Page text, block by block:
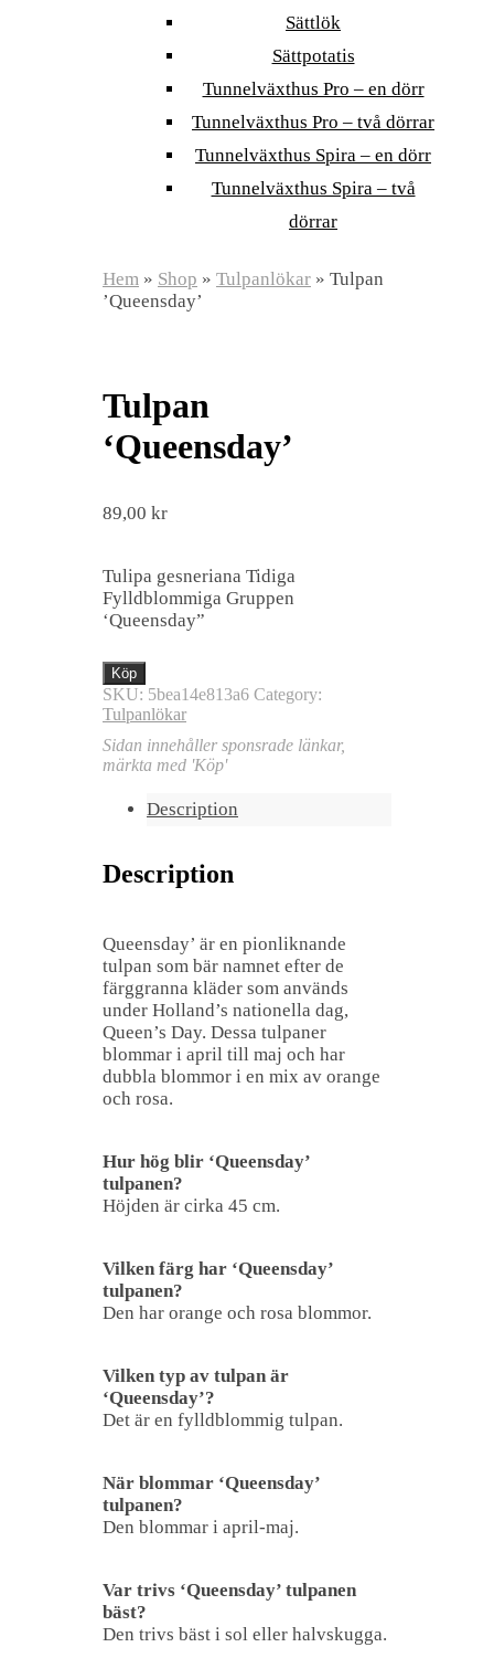
Sättlök
Sättpotatis
Tunnelväxthus Pro – en dörr
Tunnelväxthus Pro – två dörrar
Tunnelväxthus Spira – en dörr
Tunnelväxthus Spira – två
dörrar
Hem » Shop » Tulpanlökar » Tulpan
’Queensday’
Tulpan
‘Queensday’
89,00 kr
Tulipa gesneriana Tidiga
Fylldblommiga Gruppen
‘Queensday”
Köp
SKU: 5bea14e813a6 Category:
Tulpanlökar
Sidan innehåller sponsrade länkar,
märkta med 'Köp'
Description
Description
Queensday’ är en pionliknande
tulpan som bär namnet efter de
färggranna kläder som används
under Holland’s nationella dag,
Queen’s Day. Dessa tulpaner
blommar i april till maj och har
dubbla blommor i en mix av orange
och rosa.
Hur hög blir ‘Queensday’
tulpanen?
Höjden är cirka 45 cm.
Vilken färg har ‘Queensday’
tulpanen?
Den har orange och rosa blommor.
Vilken typ av tulpan är
‘Queensday’?
Det är en fylldblommig tulpan.
När blommar ‘Queensday’
tulpanen?
Den blommar i april-maj.
Var trivs ‘Queensday’ tulpanen
bäst?
Den trivs bäst i sol eller halvskugga.